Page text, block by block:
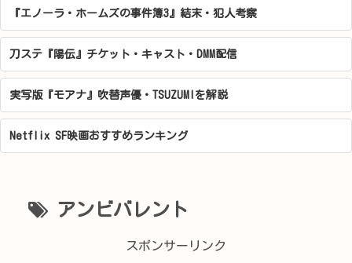
『エノーラ・ホームズの事件簿3』結末・犯人考察
刀ステ『陽伝』チケット・キャスト・DMM配信
実写版『モアナ』吹替声優・TSUZUMIを解説
Netflix SF映画おすすめランキング
アンビバレント
スポンサーリンク